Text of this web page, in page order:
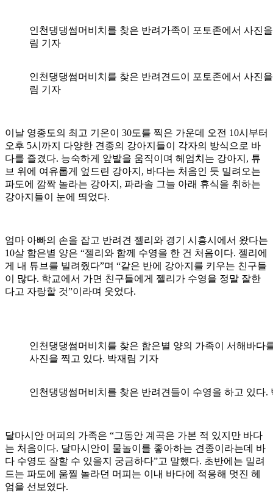
인천댕댕썸머비치를 찾은 반려가족이 포토존에서 사진
림 기자
인천댕댕썸머비치를 찾은 반려견드이 포토존에서 사진
림 기자
이날 영종도의 최고 기온이 30도를 찍은 가운데 오전 10시부터
오후 5시까지 다양한 견종의 강아지들이 각자의 방식으로 바
다를 즐겼다. 능숙하게 앞발을 움직이며 헤엄치는 강아지, 튜
브 위에 여유롭게 엎드린 강아지, 바다는 처음인 듯 밀려오는
파도에 깜짝 놀라는 강아지, 파라솔 그늘 아래 휴식을 취하는
강아지들이 눈에 띄었다.
엄마 아빠의 손을 잡고 반려견 젤리와 경기 시흥시에서 왔다는
10살 함은별 양은 “젤리와 함께 수영을 한 건 처음이다. 젤리에
게 내 튜브를 빌려줬다”며 “같은 반에 강아지를 키우는 친구들
이 많다. 학교에서 가면 친구들에게 젤리가 수영을 정말 잘한
다고 자랑할 것”이라며 웃었다.
인천댕댕썸머비치를 찾은 함은별 양의 가족이 서해바다
사진을 찍고 있다. 박재림 기자
인천댕댕썸머비치를 찾은 반려견들이 수영을 하고 있다.
달마시안 머피의 가족은 “그동안 계곡은 가본 적 있지만 바다
는 처음이다. 달마시안이 물놀이를 좋아하는 견종이라는데 바
다 수영도 잘할 수 있을지 궁금하다”고 말했다. 초반에는 밀려
드는 파도에 움찔 놀라던 머피는 이내 바다에 적응해 멋진 헤
엄을 선보였다.